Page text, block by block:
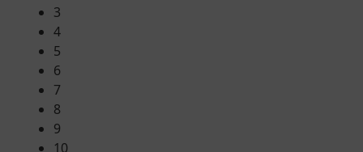
3
4
5
6
7
8
9
10